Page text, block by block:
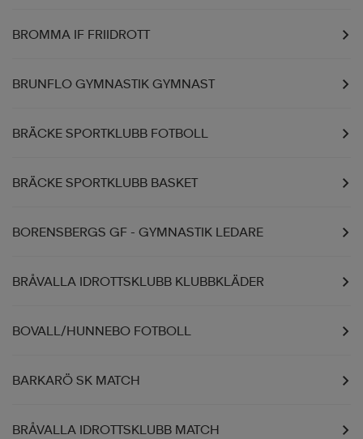
BROMMA IF FRIIDROTT
BRUNFLO GYMNASTIK GYMNAST
BRÄCKE SPORTKLUBB FOTBOLL
BRÄCKE SPORTKLUBB BASKET
BORENSBERGS GF - GYMNASTIK LEDARE
BRÅVALLA IDROTTSKLUBB KLUBBKLÄDER
BOVALL/HUNNEBO FOTBOLL
BARKARÖ SK MATCH
BRÅVALLA IDROTTSKLUBB MATCH